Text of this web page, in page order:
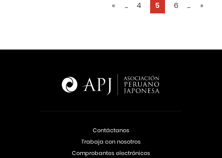
« ... 4 5 6 ... »
Contáctanos
Trabaja con nosotros
Comprobantes electrónicos